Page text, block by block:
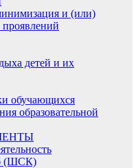
и (или)
проявлений
детей и их
обучающихся
образовательной
(ШСК)